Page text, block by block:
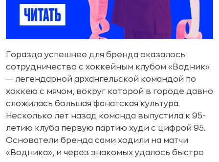
Гораздо успешнее для бренда оказалось
сотрудничество с хоккейным клубом «Водник»
— легендарной архангельской командой по
хоккею с мячом, вокруг которой в городе давно
сложилась большая фанатская культура.
Несколько лет назад команда выпустила к 95-
летию клуба первую партию худи с цифрой 95.
Основатели бренда сами ходили на матчи
«Водника», и через знакомых удалось быстро